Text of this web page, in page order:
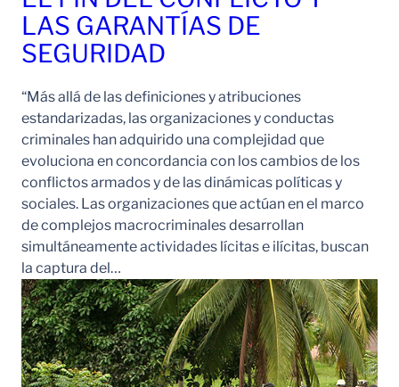
LAS GARANTÍAS DE
SEGURIDAD
“Más allá de las definiciones y atribuciones
estandarizadas, las organizaciones y conductas
criminales han adquirido una complejidad que
evoluciona en concordancia con los cambios de los
conflictos armados y de las dinámicas políticas y
sociales. Las organizaciones que actúan en el marco
de complejos macrocriminales desarrollan
simultáneamente actividades lícitas e ilícitas, buscan
la captura del…